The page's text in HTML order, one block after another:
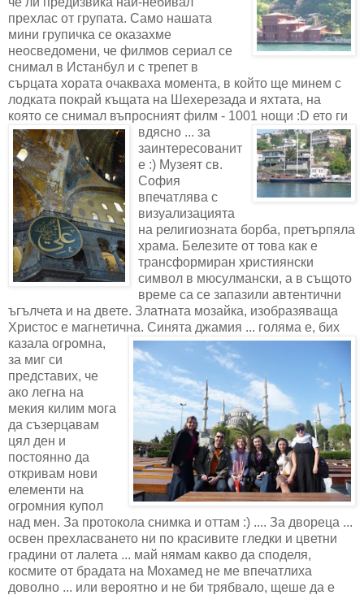
прехлас от групата. Само нашата
мини групичка се оказахме
неосведомени, че филмов сериал се
снимал в Истанбул и с трепет в
сърцата хората очакваха момента, в който ще минем с
лодката покрай къщата на Шехерезада и яхтата, на
която се снимал въпросният филм - 1001 нощи :D ето ги
вдясно ... за
заинтересованит
е :) Музеят св.
София
впечатлява с
визуализацията
на религиозната борба, претърпяла
храма. Белезите от това как е
трансформиран християнски
символ в мюсулмански, а в същото
време са се запазили автентични
ъгълчета и на двете. Златната мозайка, изобразяваща
Христос е магнетична. Синята джамия ... голяма е, бих
казала огромна,
за миг си
представих, че
ако легна на
мекия килим мога
да съзерцавам
цял ден и
постоянно да
откривам нови
елементи на
огромния купол
над мен. За протокола снимка и оттам :) .... За двореца ...
освен прехласването ни по красивите гледки и цветни
градини от лалета ... май нямам какво да споделя,
космите от брадата на Мохамед не ме впечатлиха
доволно ... или вероятно и не би трябвало, щеше да е